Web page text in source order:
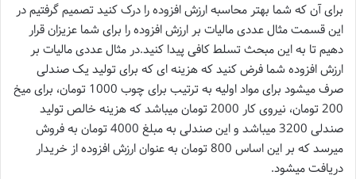
برای آن که شما بهتر محاسبه ارزش افزوده را درک کنید تصمیم گرفتیم در
این قسمت مثال عددی مالیات بر ارزش افزوده را برای شما عزیزان قرار
دهیم تا به این مبحث تسلط کافی پیدا کنید.در مثال عددی مالیات بر
ارزش افزوده شما فرض کنید که هزینه ای که برای تولید یک صندلی
صرف میشود برای مواد اولیه به ترتیب برای چوب 1000 تومان، برای میخ
200 تومان، نیروی کار 2000 تومان میباشد که هزینه خالص تولید
صندلی 3200 میباشد و این صندلی به مبلغ 4000 تومان به فروش
میرسد که بر این اساس 800 تومان به عنوان ارزش افزوده از خریدار
دریافت میشود.